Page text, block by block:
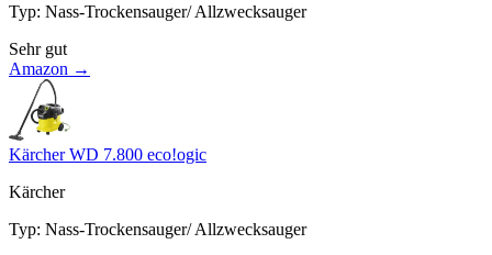
Typ: Nass-Trockensauger/ Allzwecksauger
Sehr gut
Amazon →
Kärcher WD 7.800 eco!ogic
Kärcher
Typ: Nass-Trockensauger/ Allzwecksauger